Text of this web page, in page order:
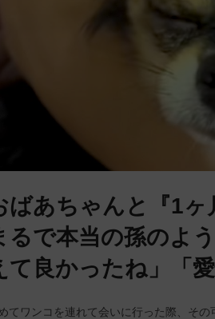
ばあちゃんと『1
るで本当の孫のよ
て良かったね」「
てワンコを連れて会いに行った際、そ